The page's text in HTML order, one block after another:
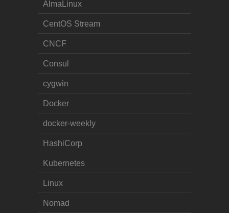
AlmaLinux
CentOS Stream
CNCF
Consul
cygwin
Docker
docker-weekly
HashiCorp
Kubernetes
Linux
Nomad